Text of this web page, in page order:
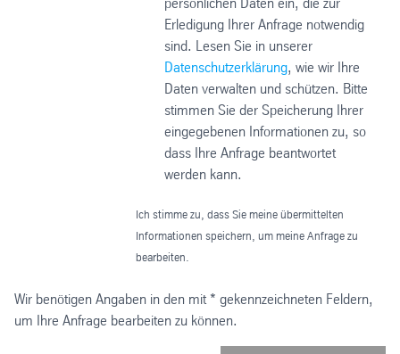
Erledigung Ihrer Anfrage notwendig
sind. Lesen Sie in unserer
Datenschutzerklärung, wie wir Ihre
Daten verwalten und schützen. Bitte
stimmen Sie der Speicherung Ihrer
eingegebenen Informationen zu, so
dass Ihre Anfrage beantwortet
werden kann.
Ich stimme zu, dass Sie meine übermittelten
Informationen speichern, um meine Anfrage zu
bearbeiten.
Wir benötigen Angaben in den mit * gekennzeichneten Feldern,
um Ihre Anfrage bearbeiten zu können.